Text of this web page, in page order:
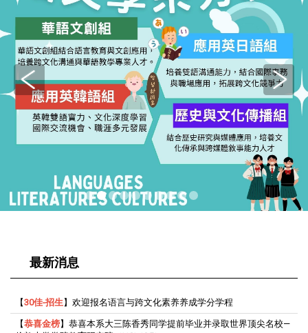
最新消息
【30佳-招生】欢迎报名语言与跨文化素养养成学分学程
【恭喜金榜】恭喜本系大三陈香秀同学提前毕业并录取世界顶尖名校—